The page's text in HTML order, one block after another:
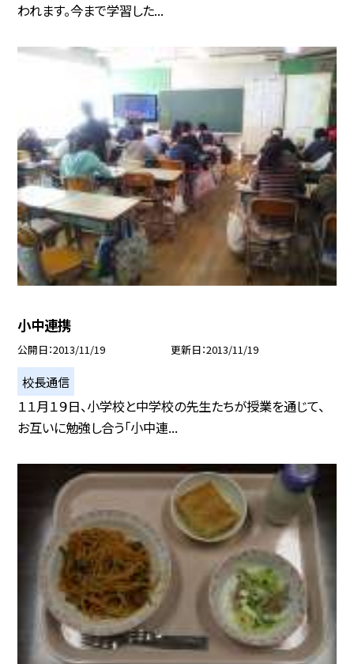
われます。今まで学習した...
小中連携
公開日 2013/11/19 更新日 2013/11/19
校長通信
１１月１９日、小学校と中学校の先生たちが授業を通じて、
お互いに勉強し合う「小中連...